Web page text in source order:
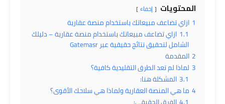
المحتويات إخفاء
1 ازاي تضاعف مبيعاتك باستخدام منصة عقارية
1.1 ازاي تضاعف مبيعاتك باستخدام منصة عقارية – دليلك
الشامل لتحقيق نتائج حقيقية عبر Gatemasr
2 المقدمة
3 لماذا لم تعد الطرق التقليدية كافية؟
3.1 المشكلة هنا:
4 ما هي المنصة العقارية ولماذا هي سلاحك الأقوى؟